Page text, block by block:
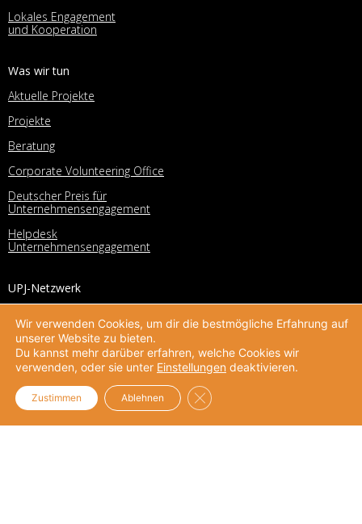
Lokales Engagement
und Kooperation
Was wir tun
Aktuelle Projekte
Projekte
Beratung
Corporate Volunteering Office
Deutscher Preis für
Unternehmensengagement
Helpdesk
Unternehmensengagement
UPJ-Netzwerk
Netzwerk
Mitglieder
Mitgliedschaft
Mittlernetzwerk
Netzwerk
Mitglieder
Wir verwenden Cookies, um dir die bestmögliche Erfahrung auf
unserer Website zu bieten.
Du kannst mehr darüber erfahren, welche Cookies wir
verwenden, oder sie unter Einstellungen deaktivieren.
Zustimmen Ablehnen GDPR Cookie-Banner